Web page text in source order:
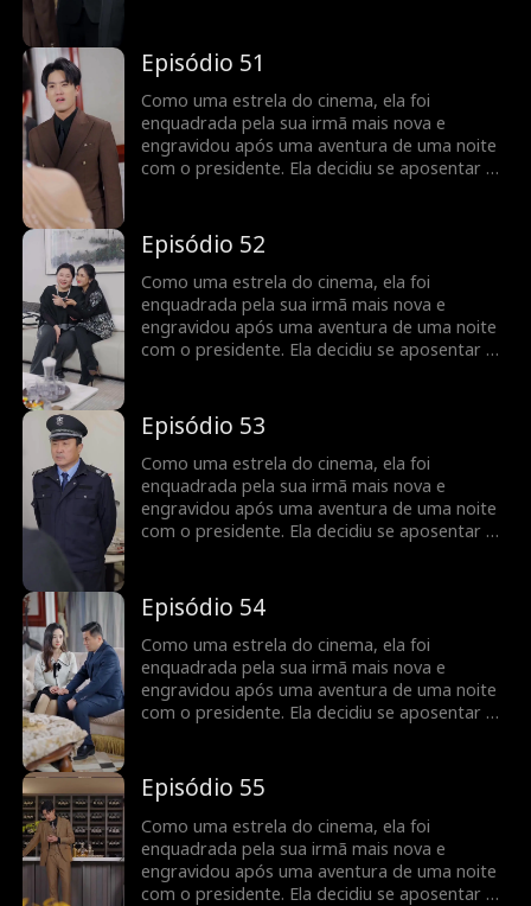
após uma aventura de uma noite? Revelando
a vida cinematográfica da estrela do cinema!
Episódio 51
Como uma estrela do cinema, ela foi
enquadrada pela sua irmã mais nova e
engravidou após uma aventura de uma noite
com o presidente. Ela decidiu se aposentar do
após uma aventura de uma noite? Revelando
a vida cinematográfica da estrela do cinema!
Episódio 52
Como uma estrela do cinema, ela foi
enquadrada pela sua irmã mais nova e
engravidou após uma aventura de uma noite
com o presidente. Ela decidiu se aposentar do
após uma aventura de uma noite? Revelando
a vida cinematográfica da estrela do cinema!
Episódio 53
Como uma estrela do cinema, ela foi
enquadrada pela sua irmã mais nova e
engravidou após uma aventura de uma noite
com o presidente. Ela decidiu se aposentar do
após uma aventura de uma noite? Revelando
a vida cinematográfica da estrela do cinema!
Episódio 54
Como uma estrela do cinema, ela foi
enquadrada pela sua irmã mais nova e
engravidou após uma aventura de uma noite
com o presidente. Ela decidiu se aposentar do
após uma aventura de uma noite? Revelando
a vida cinematográfica da estrela do cinema!
Episódio 55
Como uma estrela do cinema, ela foi
enquadrada pela sua irmã mais nova e
engravidou após uma aventura de uma noite
com o presidente. Ela decidiu se aposentar do